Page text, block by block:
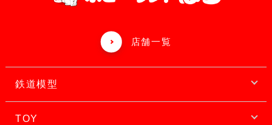
店舗一覧
鉄道模型
TOY